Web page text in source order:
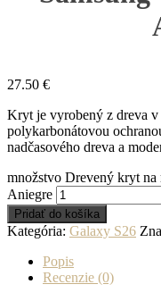
27.50 €
Kryt je vyrobený z dreva
polykarbonátovou
nadčasového dreva a
množstvo Drevený kryt
Aniegre
Pridať do košíka
Kategória: Galaxy S26
Popis
Recenzie (0)